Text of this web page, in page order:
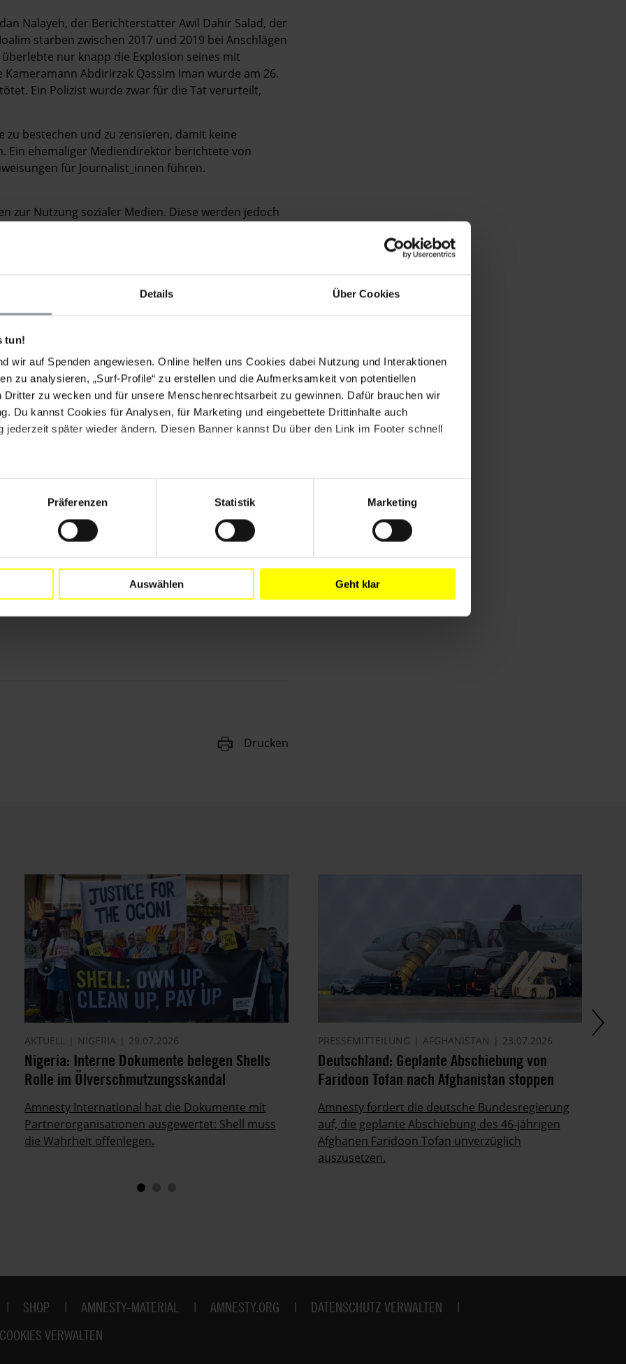
Details Über Cookies
tun!
wir auf Spenden angewiesen. Online helfen uns Cookies dabei Nutzung und Interaktionen
zu analysieren, „Surf-Profile“ zu erstellen und die Aufmerksamkeit von potentiellen
Dritter zu wecken und für unsere Menschenrechtsarbeit zu gewinnen. Dafür brauchen wir
Du kannst Cookies für Analysen, für Marketing und eingebettete Drittinhalte auch
jederzeit später wieder ändern. Diesen Banner kannst Du über den Link im Footer schnell
Präferenzen Statistik Marketing
Auswählen Geht klar
Nalayeh, der Berichterstatter Awil Dahir Salad, der
starben zwischen 2017 und 2019 bei Anschlägen
nur knapp die Explosion seines mit
Abdirirzak Qassim Iman wurde am 26.
Ein Polizist wurde zwar für die Tat verurteilt,
bestechen und zu zensieren, damit keine
ehemaliger Mediendirektor berichtete von
für Journalist_innen führen.
zur Nutzung sozialer Medien. Diese werden jedoch
und Entlassungen aufgrund von Äußerungen
wurden 13 Facebook-Konten von
Regierung dafür Sorge tragen, dass
Arbeit nachgehen können. Facebook darf sich in
Unterdrückung der Meinungsfreiheit machen
and abuses of freedom of expression in
Drucken
AKTUELL NIGERIA 29.07.2026
Nigeria: Interne Dokumente belegen Shells
Rolle im Ölverschmutzungsskandal
Amnesty International hat die Dokumente mit
Partnerorganisationen ausgewertet: Shell muss
die Wahrheit offenlegen.
PRESSEMITTEILUNG AFGHANISTAN 23.07.2026
Deutschland: Geplante Abschiebung von
Faridoon Tofan nach Afghanistan stoppen
Amnesty fordert die deutsche Bundesregierung
auf, die geplante Abschiebung des 46-jährigen
Afghanen Faridoon Tofan unverzüglich
auszusetzen.
SHOP AMNESTY-MATERIAL AMNESTY.ORG
DATENSCHUTZ VERWALTEN
COOKIES VERWALTEN